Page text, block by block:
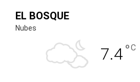
EL BOSQUE
Nubes
7.4°C